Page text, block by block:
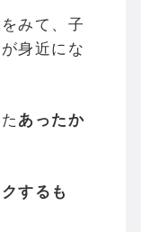
みて、子
身近にな
あったか
するも